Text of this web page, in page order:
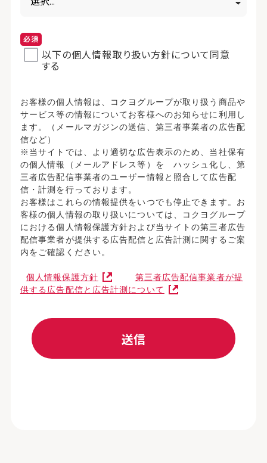
以下の個人情報取り扱い方針について同意
する
お客様の個人情報は、コクヨグループが取り扱う商品や
サービス等の情報についてお客様へのお知らせに利用し
ます。（メールマガジンの送信、第三者事業者の広告配
信など）
※当サイトでは、より適切な広告表示のため、当社保有
の個人情報（メールアドレス等）を ハッシュ化し、第
三者広告配信事業者のユーザー情報と照合して広告配
信・計測を行っております。
お客様はこれらの情報提供をいつでも停止できます。お
客様の個人情報の取り扱いについては、コクヨグループ
における個人情報保護方針および当サイトの第三者広告
配信事業者が提供する広告配信と広告計測に関するご案
内をご確認ください。
個人情報保護方針
第三者広告配信事業者が提
供する広告配信と広告計測について
送信